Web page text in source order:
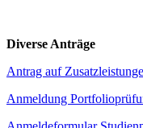
Diverse Anträge
Antrag auf
Anmeldung